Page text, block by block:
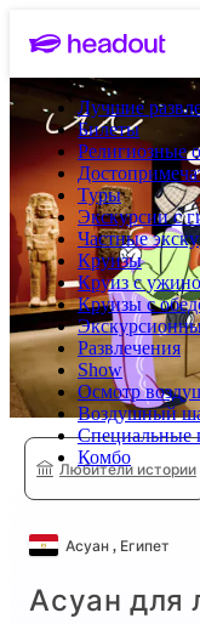
Лучшие
Билеты
Религиозные
Туры
Экскурсии с
Частные
Круизы
Круиз с
Круизы с
Развлечения
Show
Осмотр
Воздушный
Специальные
Комбо
Любители истории
Асуан, Египет
Асуан для